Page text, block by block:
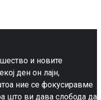
и новите
ден он лајн,
ние се фокусиравме
што ви дава слобода да